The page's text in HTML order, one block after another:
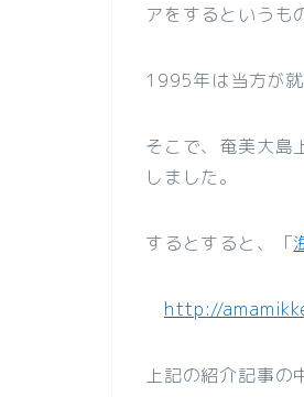
アをするというも
1995年は当方が
そこで、奄美大島
しました。
するとすると、「
http://
上記の紹介記事の